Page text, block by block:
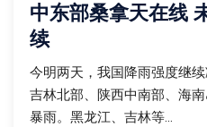
中东部桑拿天在线
续
今明两天，我国降雨强度继
吉林北部、陕西中南部、海
暴雨。黑龙江、吉林等...